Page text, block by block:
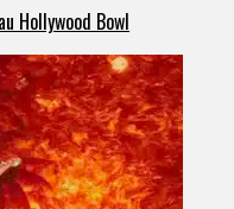
Hollywood Bowl